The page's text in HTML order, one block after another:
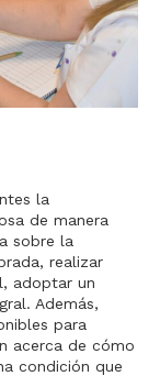
la
de manera
sobre la
realizar
adoptar un
Además,
para
acerca de cómo
condición que